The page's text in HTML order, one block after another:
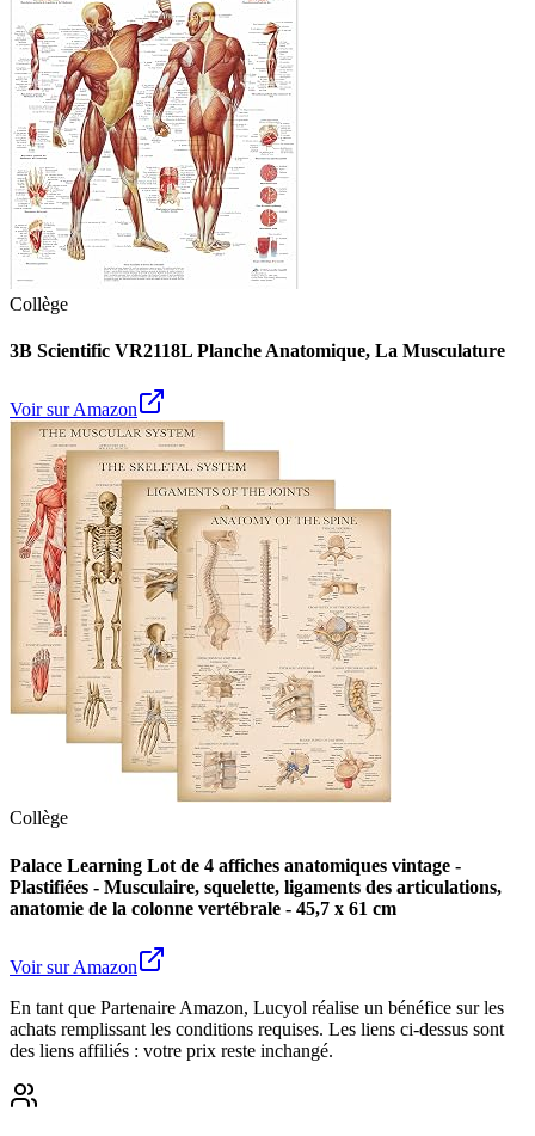
Collège
3B Scientific VR2118L Planche Anatomique, La Musculature
Voir sur Amazon
Collège
Palace Learning Lot de 4 affiches anatomiques vintage -
Plastifiées - Musculaire, squelette, ligaments des articulations,
anatomie de la colonne vertébrale - 45,7 x 61 cm
Voir sur Amazon
En tant que Partenaire Amazon, Lucyol réalise un bénéfice sur les
achats remplissant les conditions requises. Les liens ci-dessus sont
des liens affiliés : votre prix reste inchangé.